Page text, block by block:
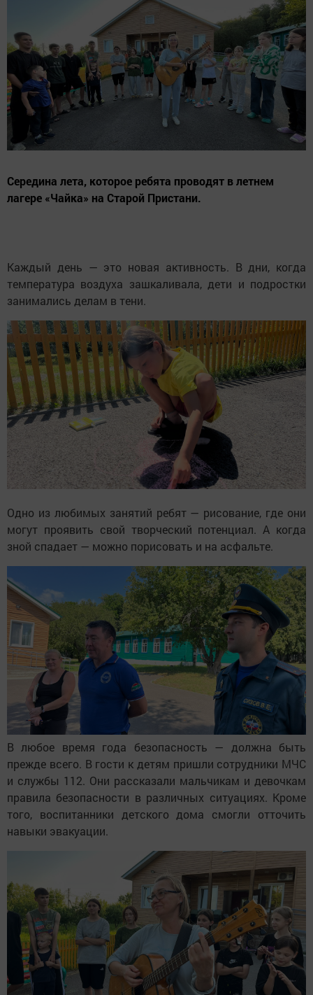
Середина лета, которое ребята проводят в летнем
лагере «Чайка» на Старой Пристани.
Каждый день — это новая активность. В дни, когда
температура воздуха зашкаливала, дети и подростки
занимались делам в тени.
Одно из любимых занятий ребят — рисование, где они
могут проявить свой творческий потенциал. А когда
зной спадает — можно порисовать и на асфальте.
В любое время года безопасность — должна быть
прежде всего. В гости к детям пришли сотрудники МЧС
и службы 112. Они рассказали мальчикам и девочкам
правила безопасности в различных ситуациях. Кроме
того, воспитанники детского дома смогли отточить
навыки эвакуации.